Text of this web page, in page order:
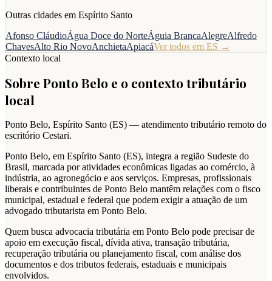
Outras cidades em Espírito Santo
Afonso CláudioÁgua Doce do NorteÁguia BrancaAlegreAlfredo
ChavesAlto Rio NovoAnchietaApiacáVer todos em ES →
Contexto local
Sobre Ponto Belo e o contexto tributário
local
Ponto Belo, Espírito Santo (ES) — atendimento tributário remoto do
escritório Cestari.
Ponto Belo, em Espírito Santo (ES), integra a região Sudeste do
Brasil, marcada por atividades econômicas ligadas ao comércio, à
indústria, ao agronegócio e aos serviços. Empresas, profissionais
liberais e contribuintes de Ponto Belo mantêm relações com o fisco
municipal, estadual e federal que podem exigir a atuação de um
advogado tributarista em Ponto Belo.
Quem busca advocacia tributária em Ponto Belo pode precisar de
apoio em execução fiscal, dívida ativa, transação tributária,
recuperação tributária ou planejamento fiscal, com análise dos
documentos e dos tributos federais, estaduais e municipais
envolvidos.